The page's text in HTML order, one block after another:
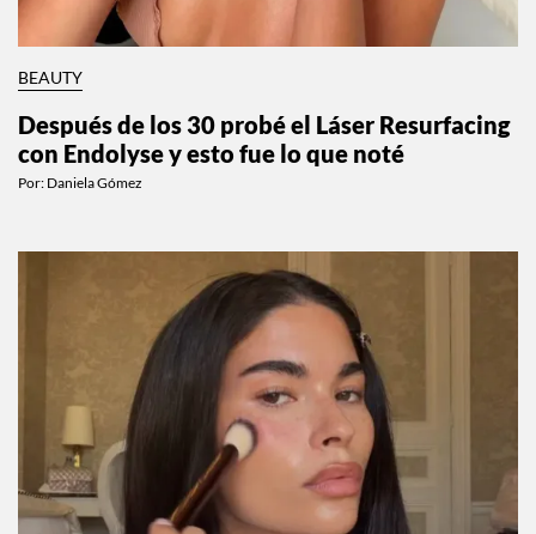
BEAUTY
Después de los 30 probé el Láser Resurfacing
con Endolyse y esto fue lo que noté
Por: Daniela Gómez